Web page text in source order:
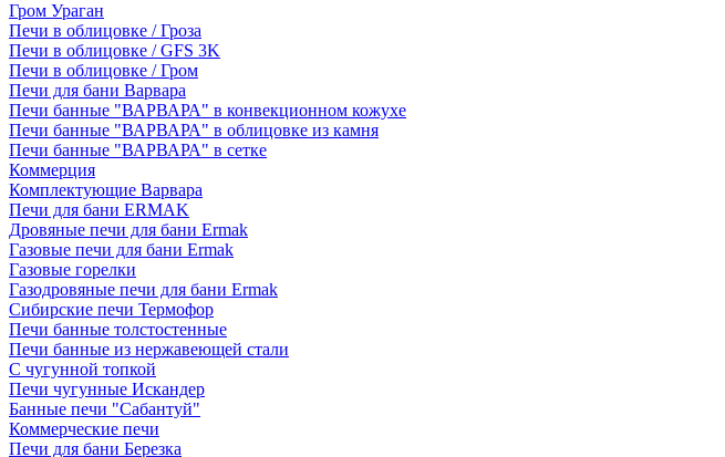
Гром Ураган
Печи в облицовке / Гроза
Печи в облицовке / GFS 3K
Печи в облицовке / Гром
Печи для бани Варвара
Печи банные "ВАРВАРА" в конвекционном кожухе
Печи банные "ВАРВАРА" в облицовке из камня
Печи банные "ВАРВАРА" в сетке
Коммерция
Комплектующие Варвара
Печи для бани ERMAK
Дровяные печи для бани Ermak
Газовые печи для бани Ermak
Газовые горелки
Газодровяные печи для бани Ermak
Сибирские печи Термофор
Печи банные толстостенные
Печи банные из нержавеющей стали
С чугунной топкой
Печи чугунные Искандер
Банные печи "Сабантуй"
Коммерческие печи
Печи для бани Березка